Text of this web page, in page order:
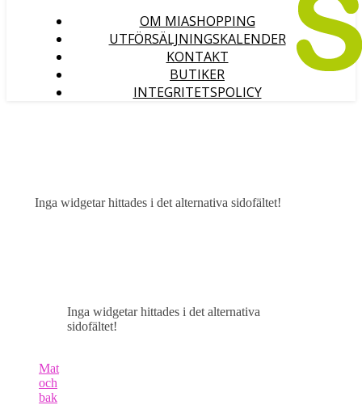
OM MIASHOPPING
UTFÖRSÄLJNINGSKALENDER
KONTAKT
BUTIKER
INTEGRITETSPOLICY
Inga widgetar hittades i det alternativa sidofältet!
Inga widgetar hittades i det alternativa
sidofältet!
Mat
och
bak